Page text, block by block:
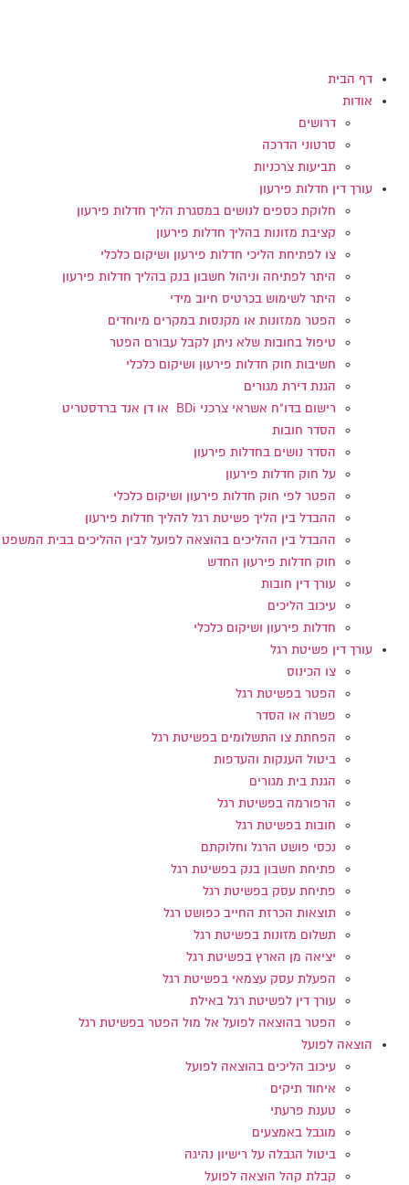
דף הבית
אודות
דרושים
סרטוני הדרכה
תביעות צרכניות
עורך דין חדלות פירעון
חלוקת כספים לנושים במסגרת הליך חדלות פירעון
קציבת מזונות בהליך חדלות פירעון
צו לפתיחת הליכי חדלות פירעון ושיקום כלכלי
היתר לפתיחה וניהול חשבון בנק בהליך חדלות פירעון
היתר לשימוש בכרטיס חיוב מידי
הפטר ממזונות או מקנסות במקרים מיוחדים
טיפול בחובות שלא ניתן לקבל עבורם הפטר
חשיבות חוק חדלות פירעון ושיקום כלכלי
הגנת דירת מגורים
רישום בדו"ח אשראי צרכני BDi או דן אנד ברדסטריט
הסדר חובות
הסדר נושים בחדלות פירעון
על חוק חדלות פירעון
הפטר לפי חוק חדלות פירעון ושיקום כלכלי
ההבדל בין הליך פשיטת רגל להליך חדלות פירעון
ההבדל בין ההליכים בהוצאה לפועל לבין ההליכים בבית המשפט
חוק חדלות פירעון החדש
עורך דין חובות
עיכוב הליכים
חדלות פירעון ושיקום כלכלי
עורך דין פשיטת רגל
צו הכינוס
הפטר בפשיטת רגל
פשרה או הסדר
הפחתת צו התשלומים בפשיטת רגל
ביטול הענקות והעדפות
הגנת בית מגורים
הרפורמה בפשיטת רגל
חובות בפשיטת רגל
נכסי פושט הרגל וחלוקתם
פתיחת חשבון בנק בפשיטת רגל
פתיחת עסק בפשיטת רגל
תוצאות הכרזת החייב כפושט רגל
תשלום מזונות בפשיטת רגל
יציאה מן הארץ בפשיטת רגל
הפעלת עסק עצמאי בפשיטת רגל
עורך דין לפשיטת רגל באילת
הפטר בהוצאה לפועל אל מול הפטר בפשיטת רגל
הוצאה לפועל
עיכוב הליכים בהוצאה לפועל
איחוד תיקים
טענת פרעתי
מוגבל באמצעים
ביטול הגבלה על רישיון נהיגה
קבלת קהל הוצאה לפועל